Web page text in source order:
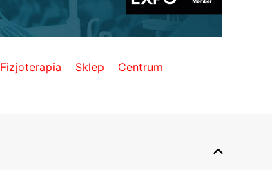
Fizjoterapia Sklep Centrum